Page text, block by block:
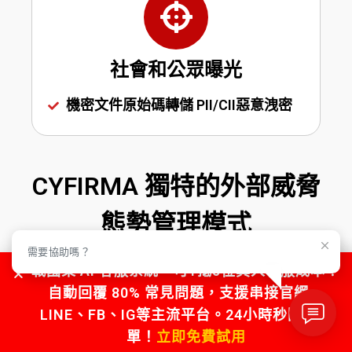
社會和公眾曝光
機密文件原始碼轉儲 PII/CII惡意洩密
CYFIRMA 獨特的外部威脅
態勢管理模式
圖
戰國策 AI 客服系統，可1抵5位真人客服成本！
自動回覆 80% 常見問題，支援串接官網、
LINE、FB、IG等主流平台。24小時秒回不漏
單！ 立即免費試用
需要協助嗎？